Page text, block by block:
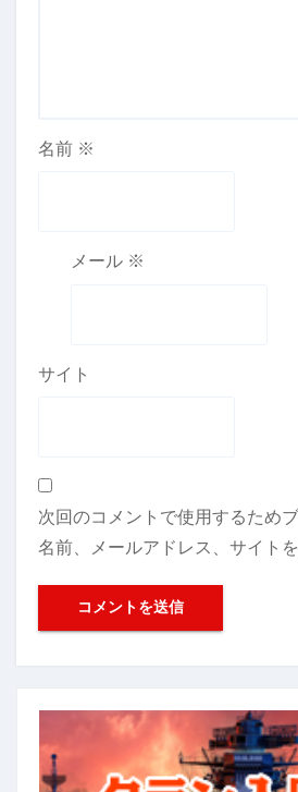
名前 ※
メール ※
サイト
次回のコメントで使用するため
名前、メールアドレス、サイトを